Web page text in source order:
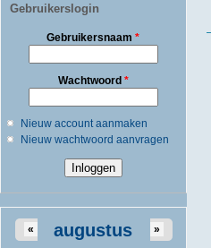
Gebruikerslogin
Gebruikersnaam*
Wachtwoord *
Nieuw account aanmaken
Nieuw wachtwoord aanvragen
augustus
« »